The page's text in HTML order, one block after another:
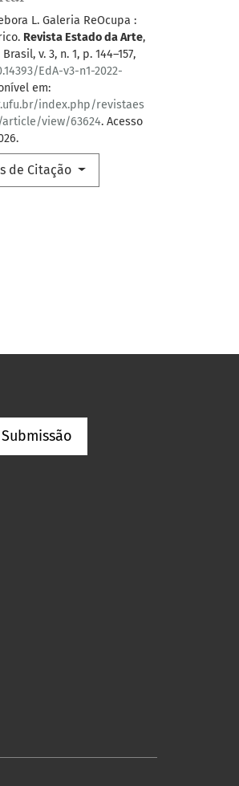
L. Galeria ReOcupa :
Revista Estado da Arte,
v. 3, n. 1, p. 144–157,
EdA-v3-n1-2022-
em:
index.php/revistaes
view/63624. Acesso
de Citação